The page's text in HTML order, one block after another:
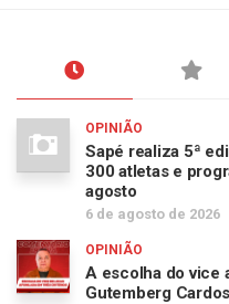
OPINIÃO
Sapé realiza 5ª
300 atletas e
agosto
6 de agosto de 2026
OPINIÃO
A escolha do vice
Gutemberg